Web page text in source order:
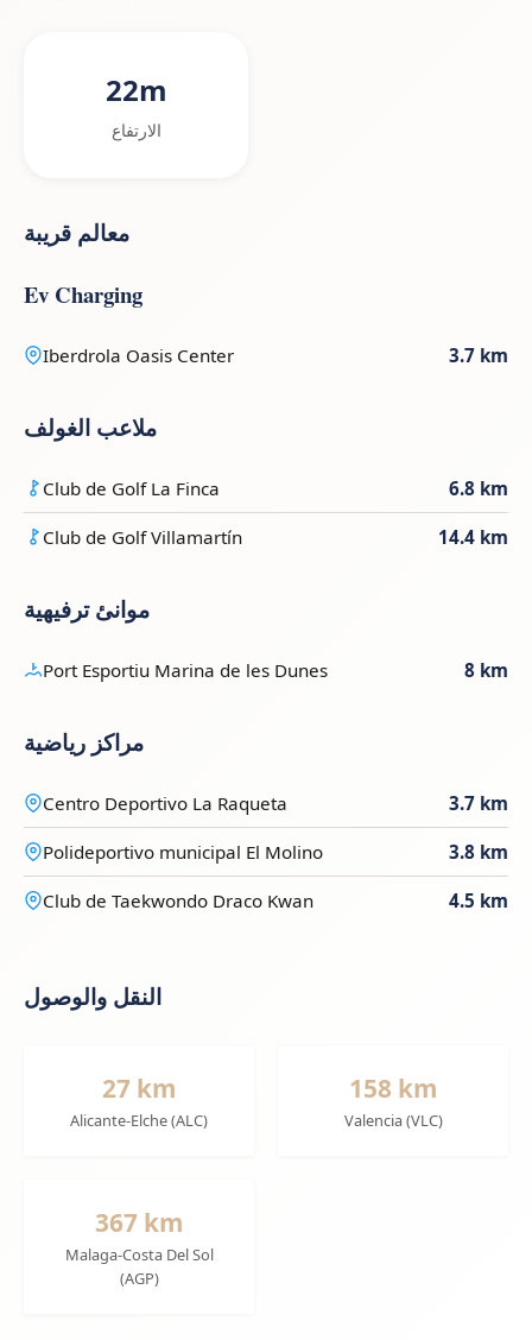
22m
الارتفاع
معالم قريبة
Ev Charging
Iberdrola Oasis Center 3.7 km
ملاعب الغولف
Club de Golf La Finca 6.8 km
Club de Golf Villamartín 14.4 km
موانئ ترفيهية
Port Esportiu Marina de les Dunes 8 km
مراكز رياضية
Centro Deportivo La Raqueta 3.7 km
Polideportivo municipal El Molino 3.8 km
Club de Taekwondo Draco Kwan 4.5 km
النقل والوصول
27 km
Alicante-Elche (ALC)
158 km
Valencia (VLC)
367 km
Malaga-Costa Del Sol
(AGP)